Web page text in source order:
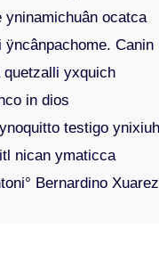
yninamichuân ocatca
Canin
yxquich
in dios
testigo
nican ymaticca
Bernardino Xuarez